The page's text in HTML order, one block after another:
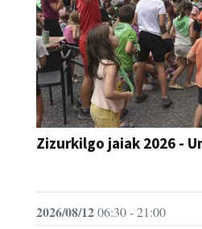
Zizurkilgo jaiak 2026 -
2026/08/1206:30 - 21:00